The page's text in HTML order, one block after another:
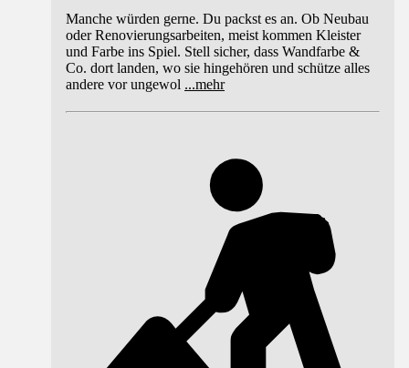
Manche würden gerne. Du packst es an. Ob Neubau
oder Renovierungsarbeiten, meist kommen Kleister
und Farbe ins Spiel. Stell sicher, dass Wandfarbe &
Co. dort landen, wo sie hingehören und schütze alles
andere vor ungewol ...mehr